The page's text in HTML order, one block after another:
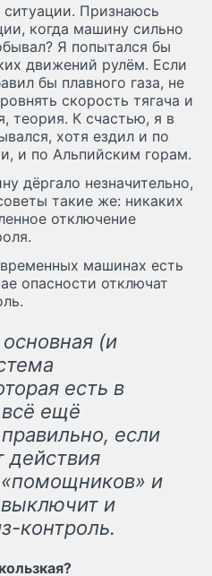
Признаюсь
когда машину сильно
Я попытался бы
движений рулём. Если
бы плавного газа, не
скорость тягача и
теория. К счастью, я в
хотя ездил и по
и по Альпийским горам.
дёргало незначительно,
такие же: никаких
отключение
машинах есть
опасности отключат
(и
есть в
ещё
если
действия
и
и
контроль.